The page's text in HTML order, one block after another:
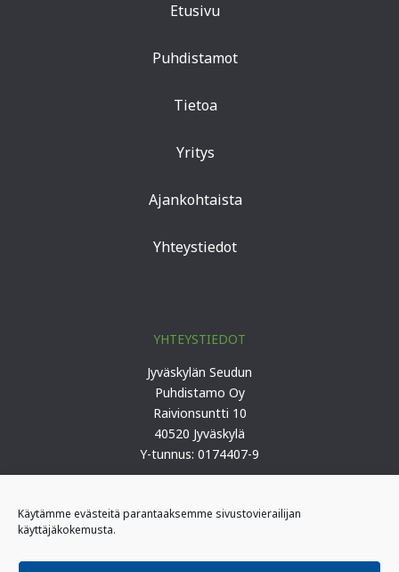
Käytämme evästeitä parantaaksemme sivustovierailijan
käyttäjäkokemusta.
Etusivu
Puhdistamot
Tietoa
Yritys
Ajankohtaista
Yhteystiedot
YHTEYSTIEDOT
Jyväskylän Seudun
Puhdistamo Oy
Raivionsuntti 10
40520 Jyväskylä
Y-tunnus: 0174407-9
I-päivystäjä: 0400 406 340